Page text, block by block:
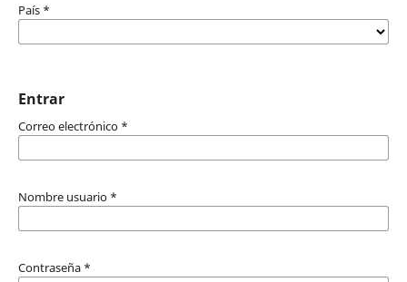
País *
Entrar
Correo electrónico *
Nombre usuario *
Contraseña *